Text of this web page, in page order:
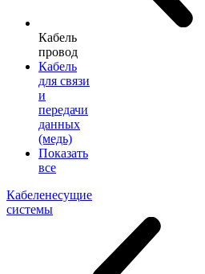
Кабель
провод
Кабель
для связи
и
передачи
данных
(медь)
Показать
все
Кабеленесущие
системы